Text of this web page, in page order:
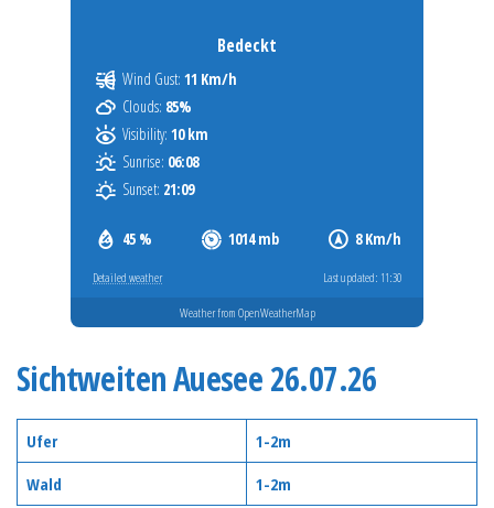
Bedeckt
45 % 1014 mb 8 Km/h
Wind Gust: 11 Km/h
Clouds: 85%
Visibility: 10 km
Sunrise: 06:08
Sunset: 21:09
Detailed weather Last updated: 11:30
Weather from OpenWeatherMap
Sichtweiten Auesee 26.07.26
Ufer
1-2m
Wald
1-2m